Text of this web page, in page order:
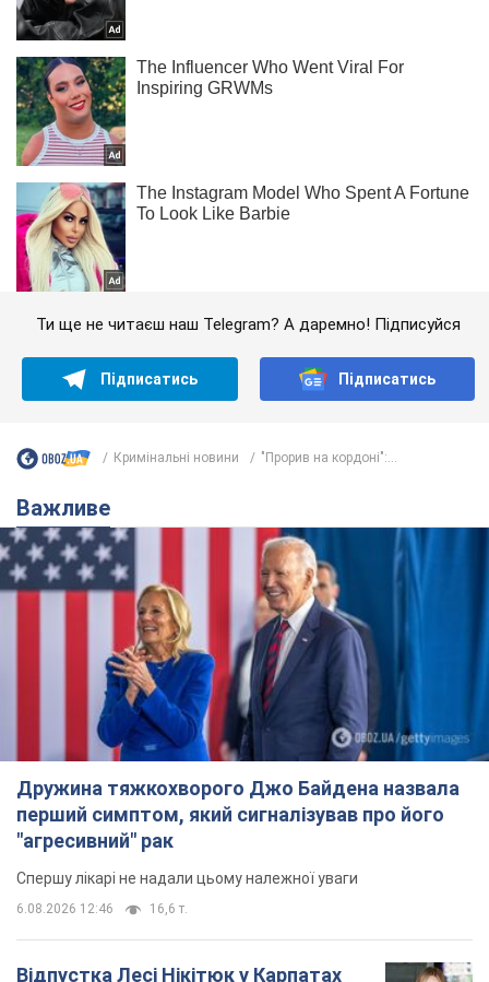
Ти ще не читаєш наш Telegram? А даремно! Підписуйся
Підписатись Підписатись
Кримінальні новини "Прорив на кордоні":...
Важливе
Дружина тяжкохворого Джо Байдена назвала
перший симптом, який сигналізував про його
"агресивний" рак
Спершу лікарі не надали цьому належної уваги
6.08.2026 12:46 16,6 т.
Відпустка Лесі Нікітюк у Карпатах